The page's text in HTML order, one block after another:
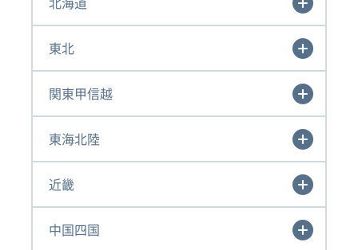
北海道
東北
関東甲信越
東海北陸
近畿
中国四国